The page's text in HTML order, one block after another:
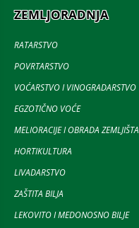
ZEMLJORADNJA
RATARSTVO
POVRTARSTVO
VOĆARSTVO I VINOGRADARSTVO
EGZOTIČNO VOĆE
MELIORACIJE I OBRADA ZEMLJIŠTA
HORTIKULTURA
LIVADARSTVO
ZAŠTITA BILJA
LEKOVITO I MEDONOSNO BILJE